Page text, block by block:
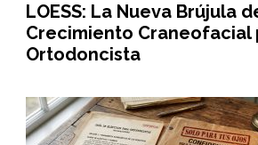
LOESS: La Nueva Brújula
Crecimiento Craneofacial
Ortodoncista